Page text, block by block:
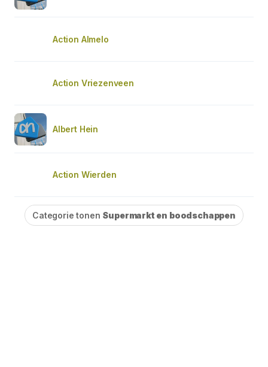
Action Almelo
Action Vriezenveen
Albert Hein
Action Wierden
Categorie tonen Supermarkt en boodschappen